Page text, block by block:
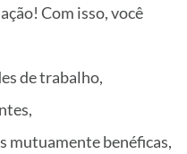
Com isso, você
de trabalho,
mutuamente benéficas,